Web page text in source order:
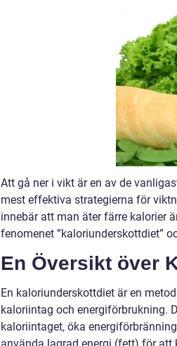
Att gå ner i vikt är en av de
mest effektiva strategierna för
innebär att man äter färre kalorier
fenomenet ”kaloriunderskottdiet”
En Översikt över
En kaloriunderskottdiet är en
kaloriintag och energiförbrukning.
kaloriintaget, öka